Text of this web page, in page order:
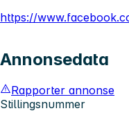
https://
Annonsedata
Rapporter annonse
Stillingsnummer